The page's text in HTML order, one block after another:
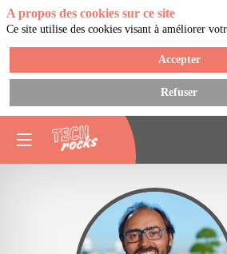
A propos des cookies sur ce site
Ce site utilise des cookies visant à améliorer
Accepter
Refuser